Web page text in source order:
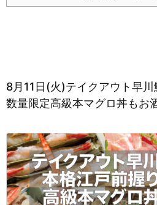
8月11日(火)テイクアウト早川
数量限定高級本マグロ丼もお